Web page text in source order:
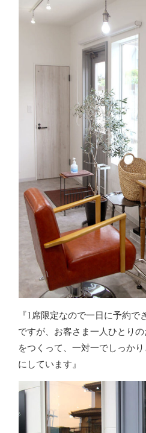
『1席限定なので一日に予約
ですが、お客さま一人ひとり
をつくって、一対一でしっか
にしています』